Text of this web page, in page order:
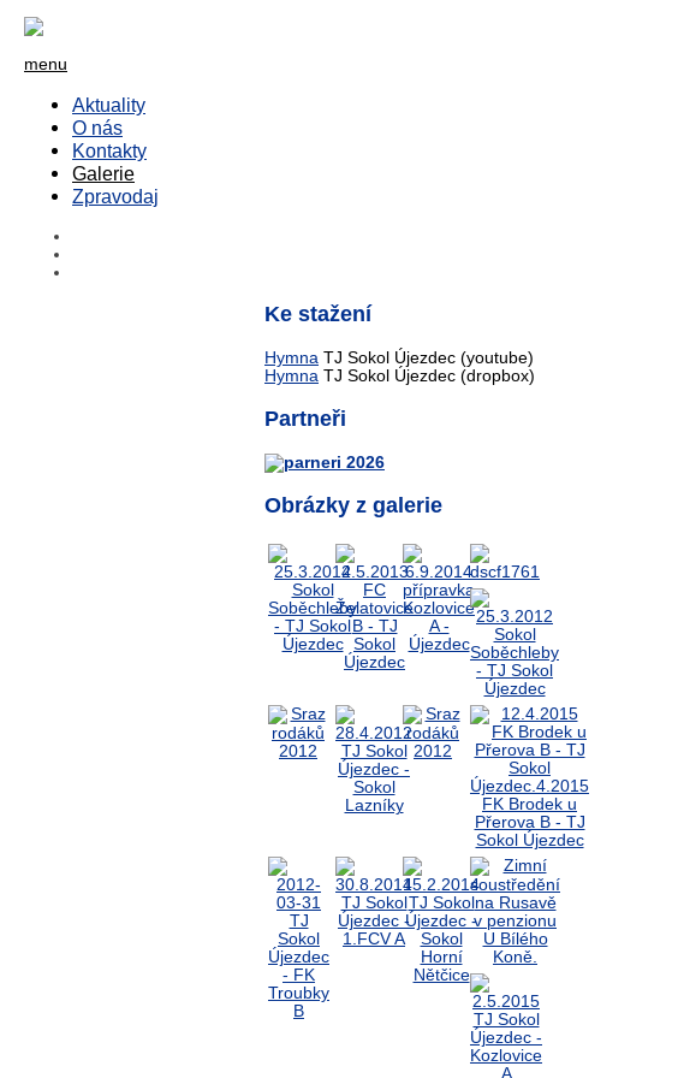
menu
Aktuality
O nás
Kontakty
Galerie
Zpravodaj
Ke stažení
Hymna TJ Sokol Újezdec (youtube)
Hymna TJ Sokol Újezdec (dropbox)
Partneři
Obrázky z galerie